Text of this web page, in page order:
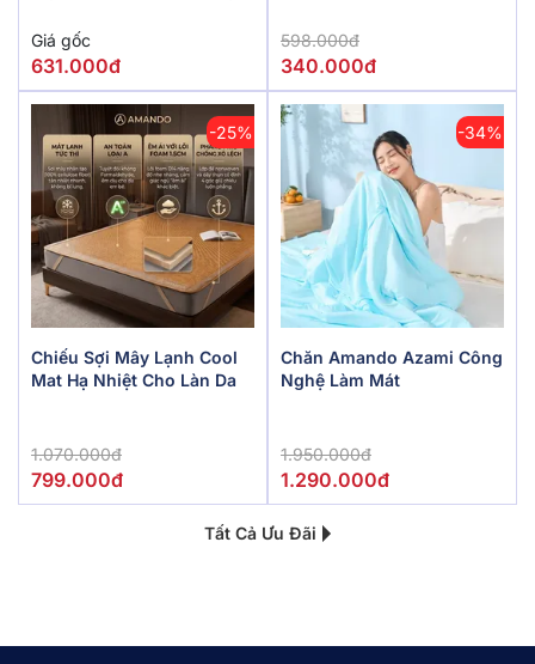
Giá gốc
631.000đ
598.000đ
340.000đ
-25%
Chiếu Sợi Mây Lạnh Cool
Mat Hạ Nhiệt Cho Làn Da
1.070.000đ
799.000đ
-34%
Chăn Amando Azami Công
Nghệ Làm Mát
1.950.000đ
1.290.000đ
Tất Cả Ưu Đãi